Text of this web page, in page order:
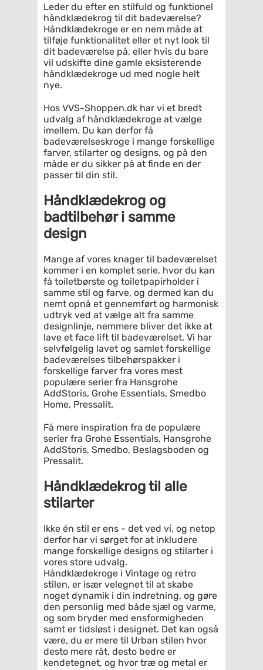
Leder du efter en stilfuld og funktionel
håndklædekrog til dit badeværelse?
Håndklædekroge er en nem måde at
tilføje funktionalitet eller et nyt look til
dit badeværelse på, eller hvis du bare
vil udskifte dine gamle eksisterende
håndklædekroge ud med nogle helt
nye.
Hos VVS-Shoppen.dk har vi et bredt
udvalg af håndklædekroge at vælge
imellem. Du kan derfor få
badeværelseskroge i mange forskellige
farver, stilarter og designs, og på den
måde er du sikker på at finde en der
passer til din stil.
Håndklædekrog og
badtilbehør i samme
design
Mange af vores knager til badeværelset
kommer i en komplet serie, hvor du kan
få toiletbørste og toiletpapirholder i
samme stil og farve, og dermed kan du
nemt opnå et gennemført og harmonisk
udtryk ved at vælge alt fra samme
designlinje, nemmere bliver det ikke at
lave et face lift til badeværelset. Vi har
selvfølgelig lavet og samlet forskellige
badeværelses tilbehørspakker i
forskellige farver fra vores mest
populære serier fra Hansgrohe
AddStoris, Grohe Essentials, Smedbo
Home, Pressalit.
Få mere inspiration fra de populære
serier fra Grohe Essentials, Hansgrohe
AddStoris, Smedbo, Beslagsboden og
Pressalit.
Håndklædekrog til alle
stilarter
Ikke én stil er ens - det ved vi, og netop
derfor har vi sørget for at inkludere
mange forskellige designs og stilarter i
vores store udvalg.
Håndklædekroge i Vintage og retro
stilen, er især velegnet til at skabe
noget dynamik i din indretning, og gøre
den personlig med både sjæl og varme,
og som bryder med ensformigheden
samt er tidsløst i designet. Det kan også
være, du er mere til Urban stilen hvor
desto mere råt, desto bedre er
kendetegnet, og hvor træ og metal er